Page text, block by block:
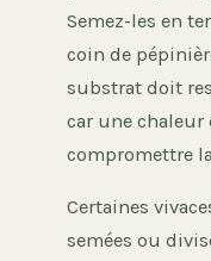
Semez-les en
coin de
substrat doit
car une chaleur
compromettre
Certaines
semées ou